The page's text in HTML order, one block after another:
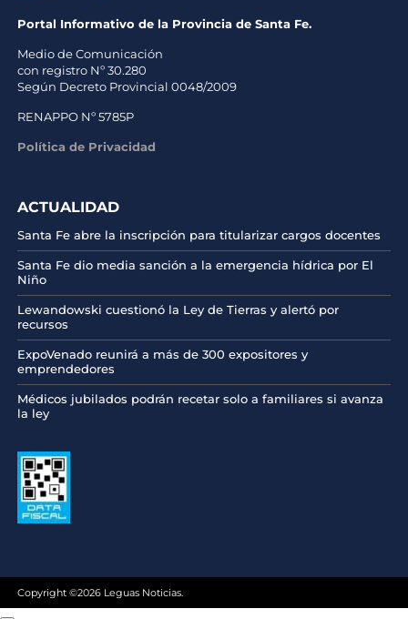
Portal Informativo de la Provincia de Santa Fe.
Medio de Comunicación
con registro Nº 30.280
Según Decreto Provincial 0048/2009
RENAPPO Nº 5785P
Política de Privacidad
ACTUALIDAD
Santa Fe abre la inscripción para titularizar cargos docentes
Santa Fe dio media sanción a la emergencia hídrica por El
Niño
Lewandowski cuestionó la Ley de Tierras y alertó por
recursos
ExpoVenado reunirá a más de 300 expositores y
emprendedores
Médicos jubilados podrán recetar solo a familiares si avanza
la ley
Copyright ©2026 Leguas Noticias.